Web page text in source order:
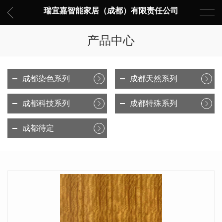
瑞宜嘉智能家居（成都）有限责任公司
产品中心
成都染色系列 成都天然系列
成都科技系列 成都特殊系列
成都待定